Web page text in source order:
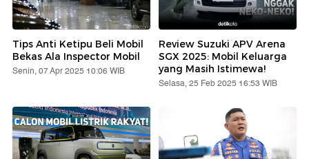
Tips Anti Ketipu Beli Mobil
Bekas Ala Inspector Mobil
Senin, 07 Apr 2025 10:06 WIB
Review Suzuki APV Arena
SGX 2025: Mobil Keluarga
yang Masih Istimewa!
Selasa, 25 Feb 2025 16:53 WIB